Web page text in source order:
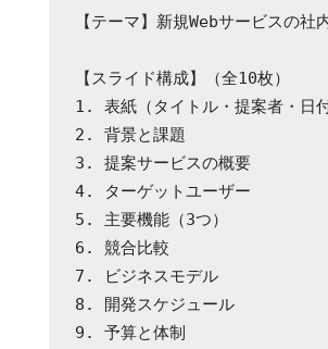
【テーマ】新規Webサービスの社
【スライド構成】（全10枚）
1. 表紙（タイトル・提案者・日付
2. 背景と課題
3. 提案サービスの概要
4. ターゲットユーザー
5. 主要機能（3つ）
6. 競合比較
7. ビジネスモデル
8. 開発スケジュール
9. 予算と体制